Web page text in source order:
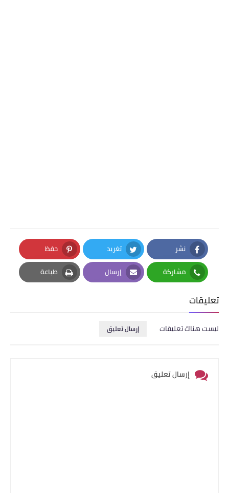
نشر
Facebook
تغريد
Twitter
حفظ
Pinterest
مشاركة
Whatsapp
إرسال
Email
طباعة
Print
تعليقات
ليست هناك تعليقات إرسال تعليق
إرسال تعليق